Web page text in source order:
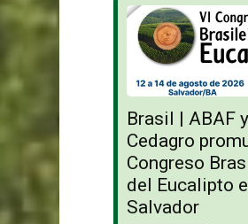
Brasil | ABAF y
Cedagro
Congreso
del Eucalipto
Salvador